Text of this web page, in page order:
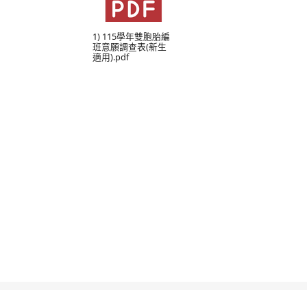
1) 115學年雙胞胎編
班意願調查表(新生
適用).pdf